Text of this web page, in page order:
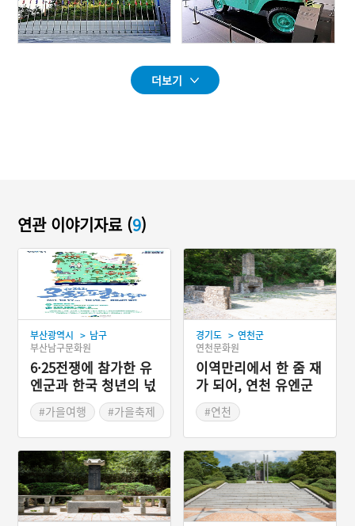
더보기
연관 이야기자료 (9)
부산광역시 > 남구
부산남구문화원
6·25전쟁에 참가한 유
엔군과 한국 청년의 넋
을 기리는 ‘오륙도평화
축제’
#가을여행 #가을축제
경기도 > 연천군
연천문화원
이역만리에서 한 줌 재
가 되어, 연천 유엔군
화장장 시설
#연천
#UN군